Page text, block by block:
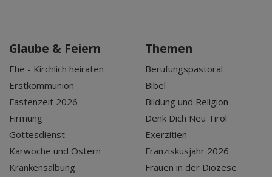
Sep 2025
Glaube & Feiern
Ehe - Kirchlich heiraten
Erstkommunion
Fastenzeit 2026
Firmung
Gottesdienst
Karwoche und Ostern
Krankensalbung
Themen
Berufungspastoral
Bibel
Bildung und Religion
Denk Dich Neu Tirol
Exerzitien
Franziskusjahr 2026
Frauen in der Diözese